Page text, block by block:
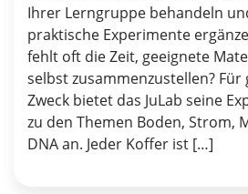
Ihrer Lerngruppe behandeln
praktische Experimente
fehlt oft die Zeit, geeignete
selbst zusammenzustellen? Für
Zweck bietet das JuLab seine
zu den Themen Boden, Strom,
DNA an. Jeder Koffer ist […]